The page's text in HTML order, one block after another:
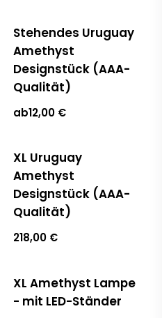
Stehendes Uruguay
Amethyst
Designstück (AAA-
Qualität)
ab12,00 €
XL Uruguay
Amethyst
Designstück (AAA-
Qualität)
218,00 €
XL Amethyst Lampe
- mit LED-Ständer